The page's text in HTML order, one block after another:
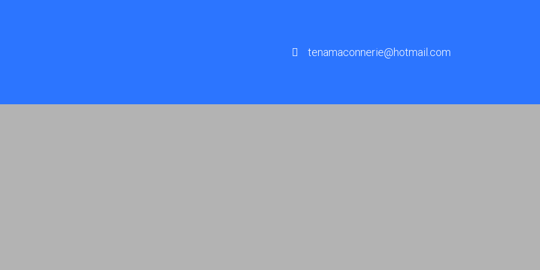
tenamaconnerie@hotmail.com